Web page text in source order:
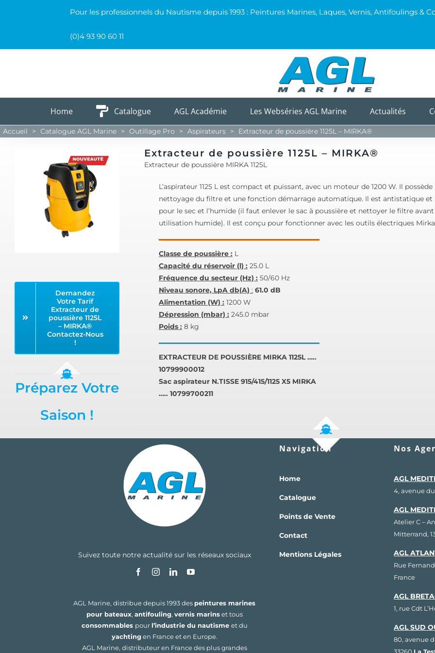
Pour les professionnels du Nautisme depuis 1993 : Peintures Marines, Laques, Vernis, Antifoulings &
(0)4 93 90 60 11
Home Catalogue AGL Académie Les Webséries AGL Marine Actualités
Accueil > Catalogue AGL Marine > Outillage Pro > Aspirateurs > Extracteur de poussière 1125L – MIRKA®
Demandez
Votre Tarif
Extracteur de
poussière 1125L
– MIRKA®
Contactez-Nous
!
Préparez Votre
Saison !
Extracteur de poussière 1125L – MIRKA®
Extracteur de poussière MIRKA 1125L
L’aspirateur 1125 L est compact et puissant, avec un moteur de 1200 W. Il
nettoyage du filtre et une fonction démarrage automatique. Il est antistatique
pour le sec et l’humide (il faut enlever le sac à poussière et nettoyer le filtre
utilisation humide). Il est conçu pour fonctionner avec les outils électriques
Classe de poussière : L
Capacité du réservoir (l) :25.0 L
Fréquence du secteur (Hz) :50/60 Hz
Niveau sonore, LpA db(A) : 61.0 dB
Alimentation (W) : 1200 W
Dépression (mbar) :245.0 mbar
Poids : 8 kg
EXTRACTEUR DE POUSSIÈRE MIRKA 1125L …..
10799900012
Sac aspirateur N.TISSE 915/415/1125 X5 MIRKA
….. 10799700211
Suivez toute notre actualité sur les réseaux sociaux
AGL Marine, distribue depuis 1993 des peintures marines
pour bateaux, antifouling, vernis marinset tous
consommables pour l’industrie du nautisme et du
yachtingen France et en Europe.
AGL Marine, distributeur en France des plus grandes
Navigation
Home
Catalogue
Points de Vente
Contact
Mentions Légales
Nos
AGL
4, avenue
AGL
Atelier C –
Mitterrand,
AGL
Rue
France
AGL
1, rue Cdt
AGL SUD
80, avenue
33260 La